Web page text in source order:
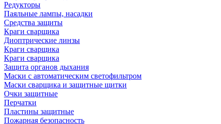
Редукторы
Паяльные лампы, насадки
Средства защиты
Краги сварщика
Диоптрические линзы
Краги сварщика
Краги сварщика
Защита органов дыхания
Маски с автоматическим светофильтром
Маски сварщика и защитные щитки
Очки защитные
Перчатки
Пластины защитные
Пожарная безопасность